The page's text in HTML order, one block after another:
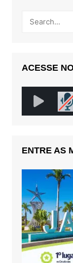
ACESSE
ENTRE AS